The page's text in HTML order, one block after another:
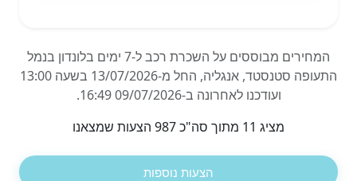
המחירים מבוססים על השכרת רכב ל-7 ימים בלונדון בנמל
התעופה סטנסטד, אנגליה, החל מ-13/07/2026 בשעה 13:00
ועודכנו לאחרונה ב-09/07/2026 16:49.
מציג 11 מתוך סה"כ 987 הצעות שמצאנו
הצעות נוספות